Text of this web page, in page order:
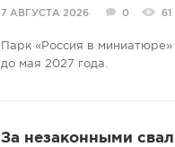
7 АВГУСТА 2026 0 61
Парк «Россия в
до мая 2027 года.
За незаконными